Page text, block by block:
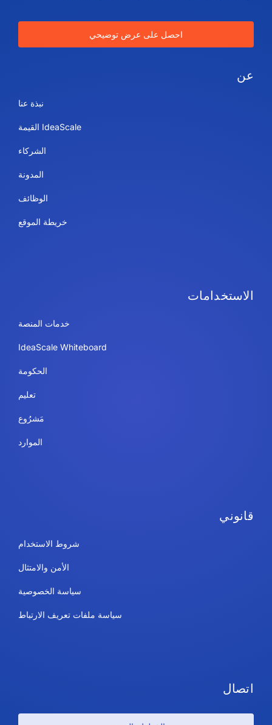
احصل على عرض توضيحي
عن
نبذة عنا
IdeaScale القيمة
الشركاء
المدونة
الوظائف
خريطة الموقع
الاستخدامات
خدمات المنصة
IdeaScale Whiteboard
الحكومة
تعليم
مَشرُوع
الموارد
قانوني
شروط الاستخدام
الأمن والامتثال
سياسة الخصوصية
سياسة ملفات تعريف الارتباط
اتصال